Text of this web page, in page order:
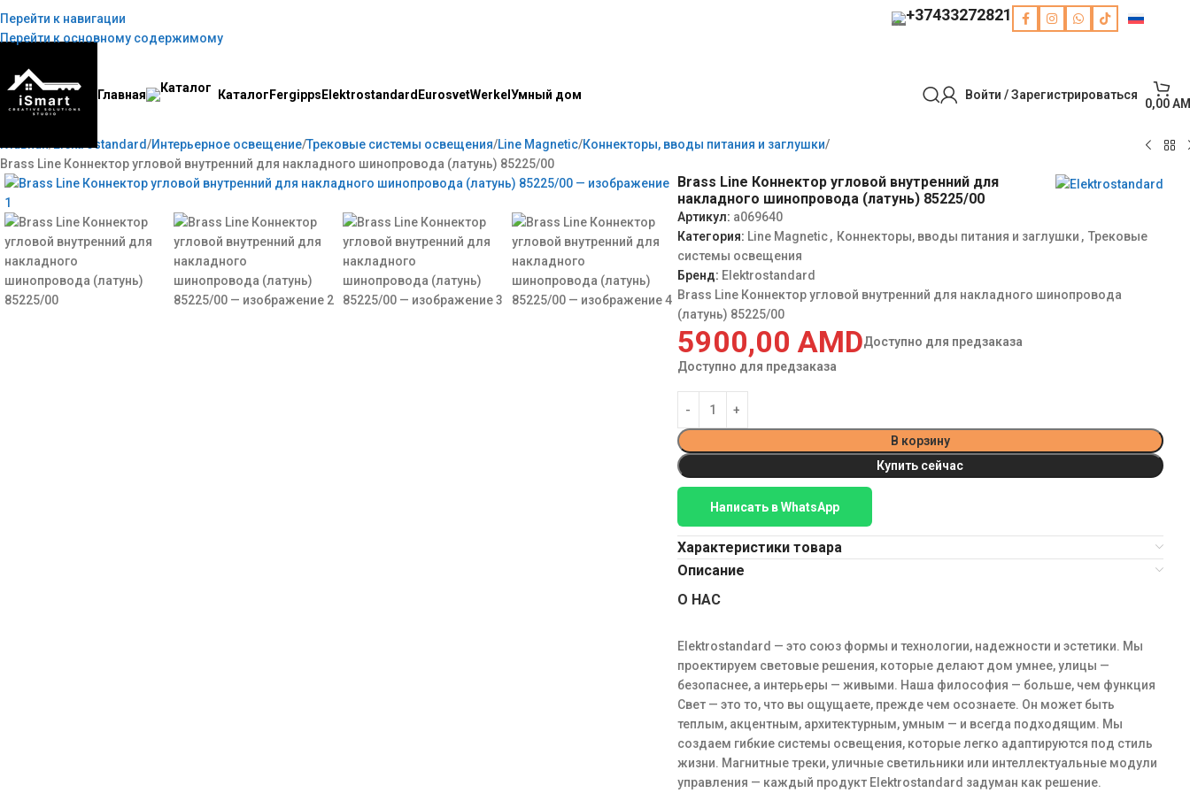
Перейти к навигации
Перейти к основному содержимому
КонтактыПравила +37433272821
Главная КаталогFergippsElektrostandardEurosvetWerkelУмный дом Войти / Зарегистрироваться
0,00
Elektrostandard Интерьерное освещение Трековые системы освещения Line Magnetic Коннекторы, вводы питания и заглушки
Brass Line Коннектор угловой внутренний для накладного шинопровода (латунь) 85225/00
Brass Line Коннектор угловой внутренний для
накладного шинопровода (латунь) 85225/00
Артикул: a069640
Категория: Line Magnetic , Коннекторы, вводы питания и заглушки , Трековые
системы освещения
Бренд: Elektrostandard
Brass Line Коннектор угловой внутренний для накладного шинопровода
(латунь) 85225/00
5900,00 AMDДоступно для предзаказа
Доступно для предзаказа
В корзину
Купить сейчас
Написать в WhatsApp
Характеристики товара
Описание
О НАС
Elektrostandard — это союз формы и технологии, надежности и эстетики. Мы
проектируем световые решения, которые делают дом умнее, улицы —
безопаснее, а интерьеры — живыми. Наша философия — больше, чем функция
Свет — это то, что вы ощущаете, прежде чем осознаете. Он может быть
теплым, акцентным, архитектурным, умным — и всегда подходящим. Мы
создаем гибкие системы освещения, которые легко адаптируются под стиль
жизни. Магнитные треки, уличные светильники или интеллектуальные модули
управления — каждый продукт Elektrostandard задуман как решение.